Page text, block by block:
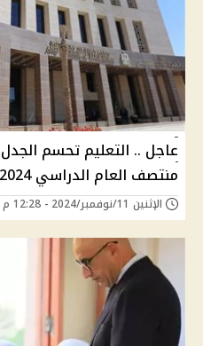
عاجل .. التعليم تحسم
منتصف العام الدراسي 2024 - 2025
الإثنين 11/نوفمبر/2024 - 12:28 م